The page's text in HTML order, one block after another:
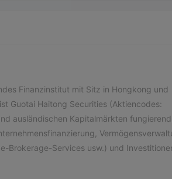
Finanzinstitut mit Sitz in Hongkong und
Guotai Haitong Securities (Aktiencodes:
ausländischen Kapitalmärkten fungierend,
Brokerage-Services usw.) und